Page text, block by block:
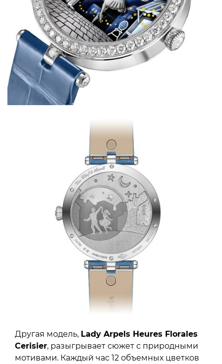
Другая модель, Lady Arpels Heures Florales
Cerisier, разыгрывает сюжет с природными
мотивами. Каждый час 12 объемных цветков